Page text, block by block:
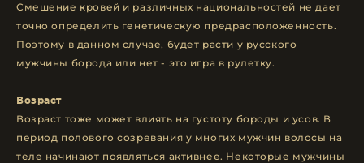
Смешение кровей и различных национальностей не дает
точно определить генетическую предрасположенность.
Поэтому в данном случае, будет расти у русского
мужчины борода или нет - это игра в рулетку.
Возраст
Возраст тоже может влиять на густоту бороды и усов. В
период полового созревания у многих мужчин волосы на
теле начинают появляться активнее. Некоторые мужчины